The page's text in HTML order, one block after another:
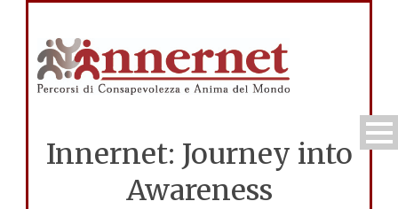
Innernet: Journey into
Awareness